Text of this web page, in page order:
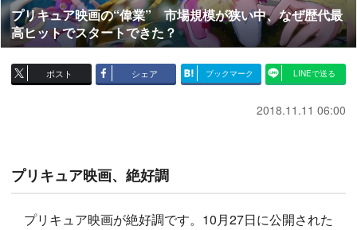
プリキュア映画の“偉業” 市場規模が狭い中、なぜ歴代最
高ヒットでスタートできた？
ポスト シェア ブックマーク LINEで送る
2018.11.11 06:00
プリキュア映画、絶好調
プリキュア映画が絶好調です。10月27日に公開された